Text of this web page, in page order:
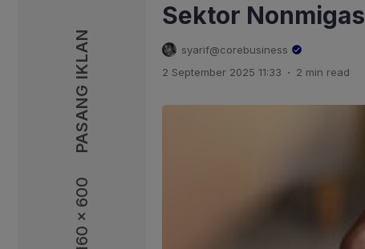
160 x 600
PASANG IKLAN
160 x 600
PASANG IKLAN
Sektor Nonmigas
syarif@corebusiness
2 September 2025 11:33 . 2 min read